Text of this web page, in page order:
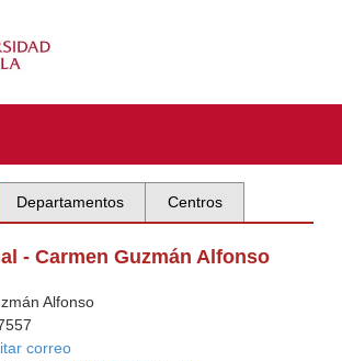
Departamentos Centros
- Carmen Guzmán Alfonso
Alfonso
correo